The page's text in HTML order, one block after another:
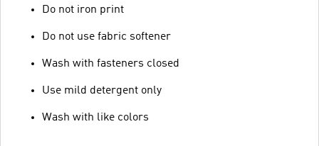
Do not iron print
Do not use fabric softener
Wash with fasteners closed
Use mild detergent only
Wash with like colors